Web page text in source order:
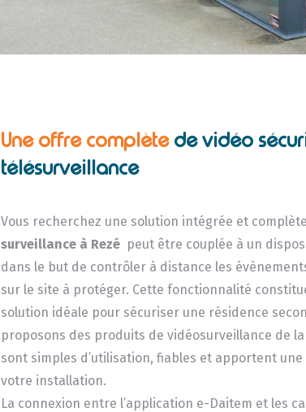
Une offre complète de vidéo
télésurveillance
Vous recherchez une solution intégrée et
surveillance à Rezé peut être couplée à un
dans le but de contrôler à distance les
sur le site à protéger. Cette fonctionnalité
solution idéale pour sécuriser une résidence
proposons des produits de vidéosurveillance de
sont simples d’utilisation, fiables et apportent
votre installation.
La connexion entre l’application e-Daitem et les